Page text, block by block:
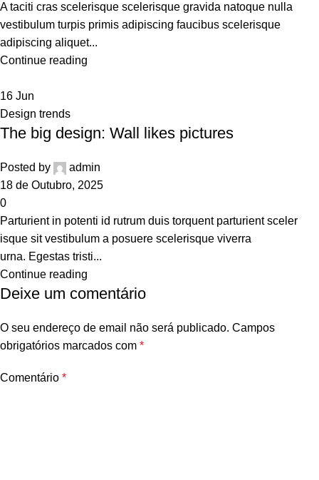
A taciti cras scelerisque scelerisque gravida natoque nulla
vestibulum turpis primis adipiscing faucibus scelerisque
adipiscing aliquet...
Continue reading
16 Jun
Design trends
The big design: Wall likes pictures
Posted by
admin
18 de Outubro, 2025
0
Parturient in potenti id rutrum duis torquent parturient sceler
isque sit vestibulum a posuere scelerisque viverra
urna. Egestas tristi...
Continue reading
Deixe um comentário
O seu endereço de email não será publicado. Campos
obrigatórios marcados com *
Comentário *